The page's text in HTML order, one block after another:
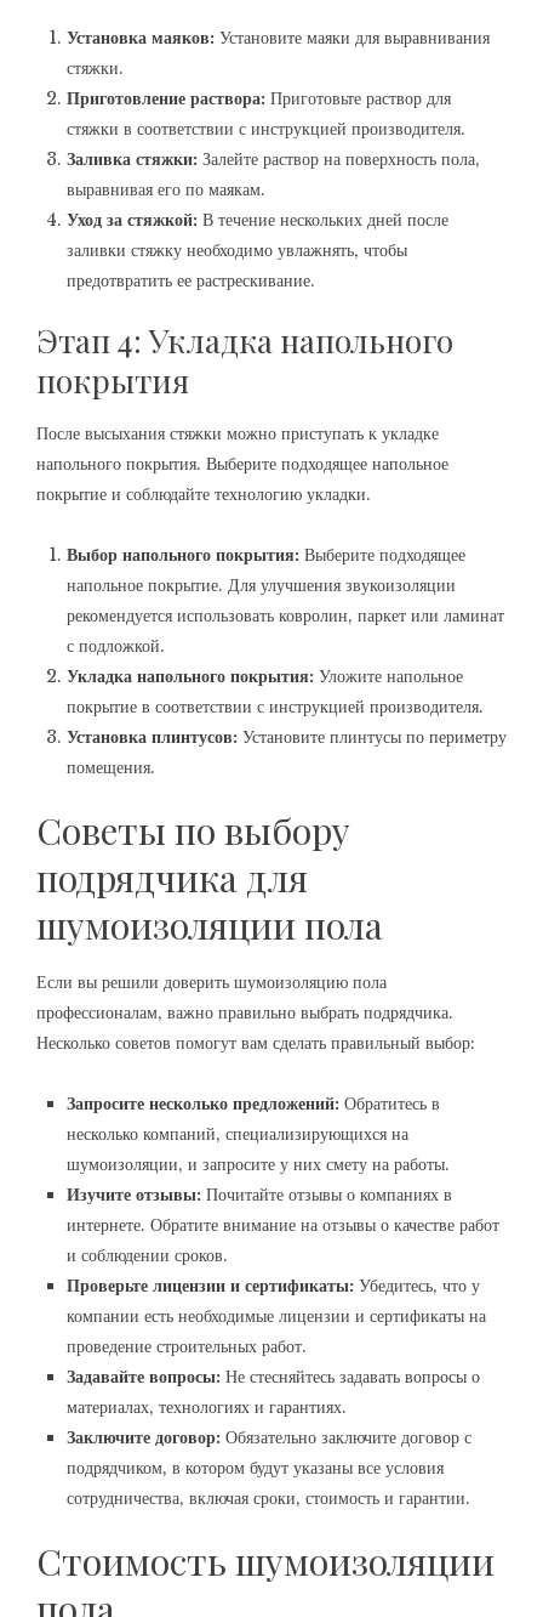
Установка маяков: Установите маяки для выравнивания
стяжки.
Приготовление раствора: Приготовьте раствор для
стяжки в соответствии с инструкцией производителя.
Заливка стяжки: Залейте раствор на поверхность пола‚
выравнивая его по маякам.
Уход за стяжкой: В течение нескольких дней после
заливки стяжку необходимо увлажнять‚ чтобы
предотвратить ее растрескивание.
Этап 4: Укладка напольного
покрытия
После высыхания стяжки можно приступать к укладке
напольного покрытия. Выберите подходящее напольное
покрытие и соблюдайте технологию укладки.
Выбор напольного покрытия: Выберите подходящее
напольное покрытие. Для улучшения звукоизоляции
рекомендуется использовать ковролин‚ паркет или ламинат
с подложкой.
Укладка напольного покрытия: Уложите напольное
покрытие в соответствии с инструкцией производителя.
Установка плинтусов: Установите плинтусы по периметру
помещения.
Советы по выбору
подрядчика для
шумоизоляции пола
Если вы решили доверить шумоизоляцию пола
профессионалам‚ важно правильно выбрать подрядчика.
Несколько советов помогут вам сделать правильный выбор:
Запросите несколько предложений: Обратитесь в
несколько компаний‚ специализирующихся на
шумоизоляции‚ и запросите у них смету на работы.
Изучите отзывы: Почитайте отзывы о компаниях в
интернете. Обратите внимание на отзывы о качестве работ
и соблюдении сроков.
Проверьте лицензии и сертификаты: Убедитесь‚ что у
компании есть необходимые лицензии и сертификаты на
проведение строительных работ.
Задавайте вопросы: Не стесняйтесь задавать вопросы о
материалах‚ технологиях и гарантиях.
Заключите договор: Обязательно заключите договор с
подрядчиком‚ в котором будут указаны все условия
сотрудничества‚ включая сроки‚ стоимость и гарантии.
Стоимость шумоизоляции